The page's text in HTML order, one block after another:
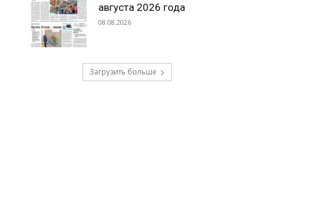
августа 2026 года
08.08.2026
Загрузить больше